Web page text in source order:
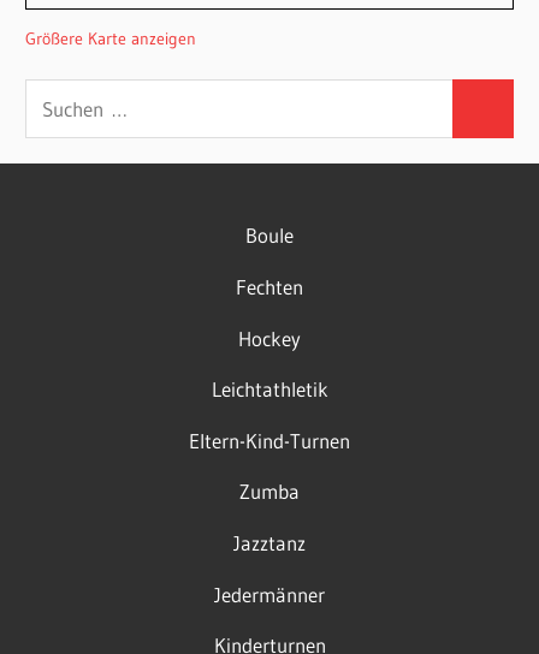
Größere Karte anzeigen
Suchen
nach:
Boule
Fechten
Hockey
Leichtathletik
Eltern-Kind-Turnen
Zumba
Jazztanz
Jedermänner
Kinderturnen